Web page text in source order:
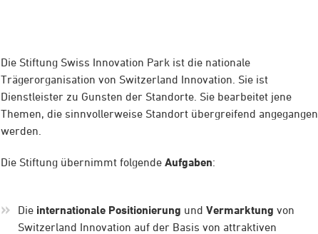
Die Stiftung Swiss Innovation Park ist die nationale
Trägerorganisation von Switzerland Innovation. Sie ist
Dienstleister zu Gunsten der Standorte. Sie bearbeitet jene
Themen, die sinnvollerweise Standort übergreifend angegangen
werden.
Die Stiftung übernimmt folgende Aufgaben:
Die internationale Positionierung und Vermarktung von
Switzerland Innovation auf der Basis von attraktiven